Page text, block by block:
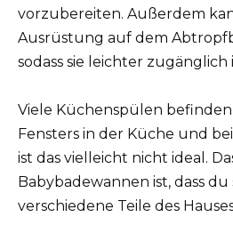
vorzubereiten. Außerdem
Ausrüstung auf dem
sodass sie leichter zugänglich
Viele Küchenspülen befinden
Fensters in der Küche und
ist das vielleicht nicht ideal.
Babybadewannen ist, dass du
verschiedene Teile des